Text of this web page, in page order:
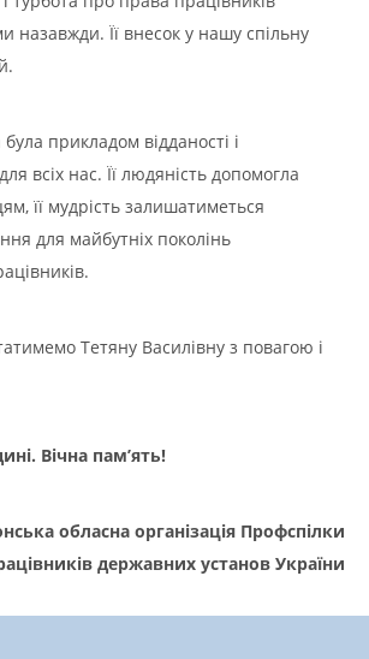
назавжди. Її внесок у нашу спільну
прикладом відданості і
всіх нас. Її людяність допомогла
її мудрість залишатиметься
для майбутніх поколінь
Тетяну Василівну з повагою і
Вічна пам’ять!
обласна організація Профспілки
державних установ України